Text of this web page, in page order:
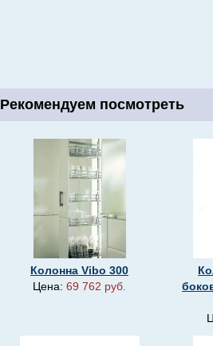
Рекомендуем посмотреть
Колонна Vibo 300
Цена: 69 762 руб.